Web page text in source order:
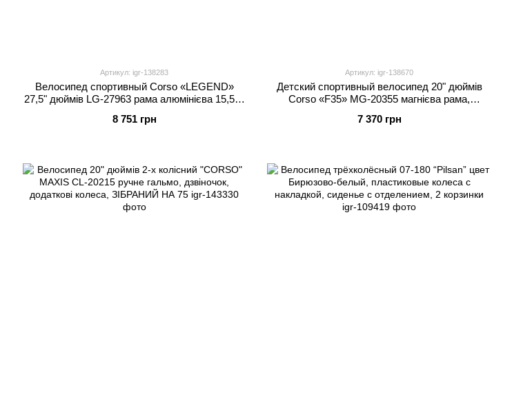
Артикул: igr-138283
Велосипед спортивный Corso «LEGEND»
27,5" дюймів LG-27963 рама алюмінієва 15,5``,
75
8 751 грн
Артикул: igr-138670
Детский спортивный велосипед 20" дюймів
Corso «F35» MG-20355 магнієва рама,
75
7 370 грн